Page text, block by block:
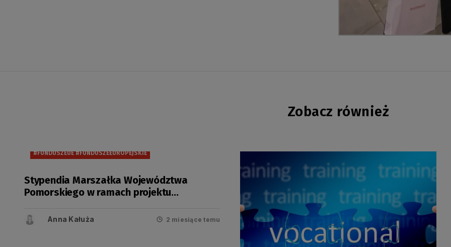
Zobacz również
#FUNDUSZEUE #FUNDUSZEEUROPEJSKIE
Stypendia Marszałka Województwa
Pomorskiego w ramach projektu
zawodowego” na rok 2026/2027
Anna Kałuża 2 miesiące temu